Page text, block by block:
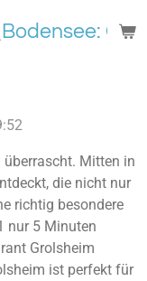
Mitten in
die nicht nur
richtig besondere
nur 5 Minuten
Grolsheim
ist perfekt für